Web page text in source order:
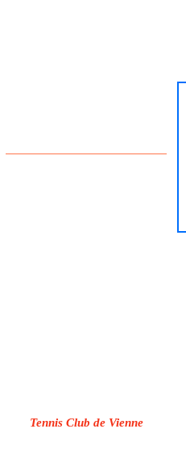
Tennis Club de Vienne